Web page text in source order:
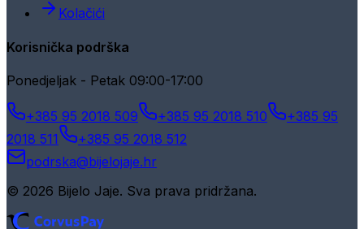
Kolačići
Korisnička podrška
Ponedjeljak - Petak 09:00-17:00
+385 95 2018 509 +385 95 2018 510
+385 95
2018 511
+385 95 2018 512
podrska@bijelojaje.hr
© 2026 Bijelo Jaje. Sva prava pridržana.